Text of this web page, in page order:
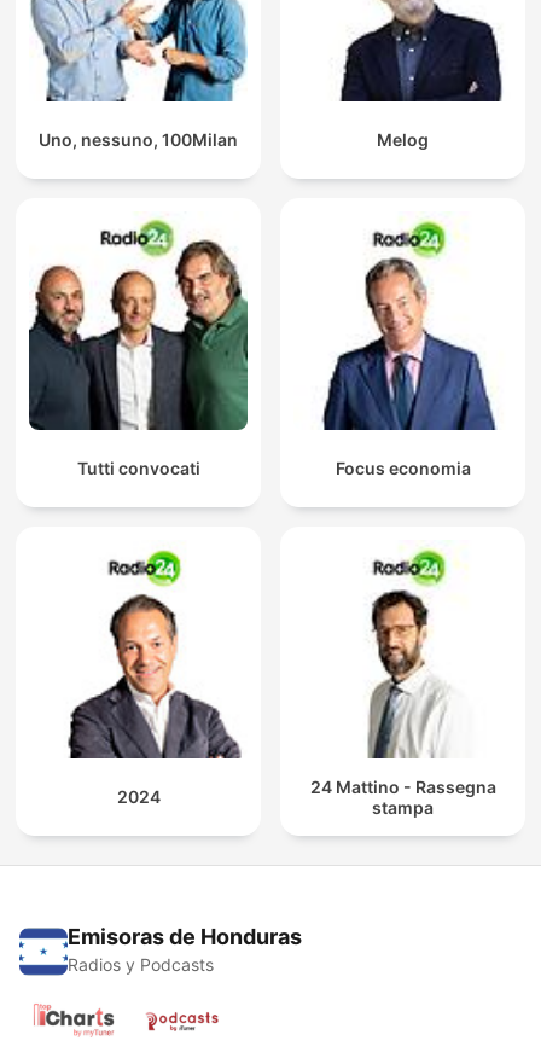
Uno, nessuno, 100Milan Melog
Tutti convocati Focus economia
2024
24 Mattino - Rassegna
stampa
Emisoras de Honduras
Radios y Podcasts